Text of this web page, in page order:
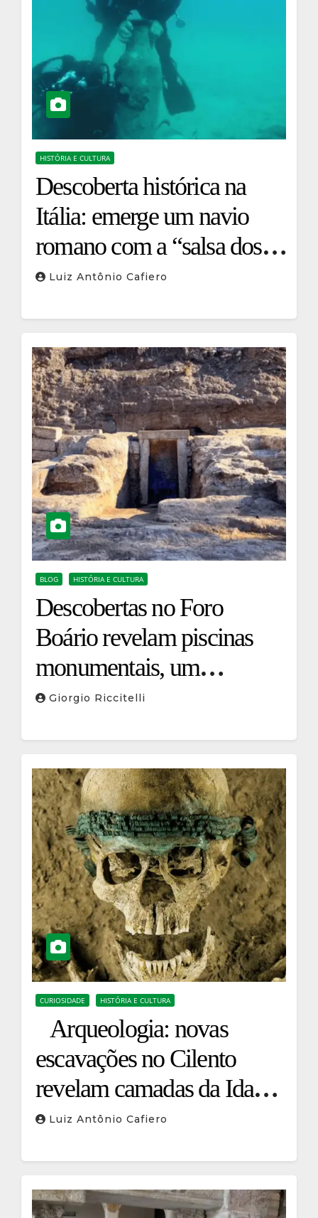
HISTÓRIA E CULTURA
Descoberta histórica na
Itália: emerge um navio
romano com a “salsa dos
imperadores”
Luiz Antônio Cafiero
BLOG HISTÓRIA E CULTURA
Descobertas no Foro
Boário revelam piscinas
monumentais, um
santuário de Hércules e
Giorgio Riccitelli
CURIOSIDADE HISTÓRIA E CULTURA
Arqueologia: novas
escavações no Cilento
revelam camadas da Idade
do Bronze
Luiz Antônio Cafiero